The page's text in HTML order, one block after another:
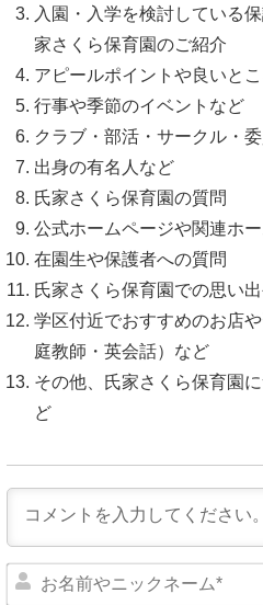
入園・入学を検討している
家さくら保育園のご紹介
アピールポイントや良いと
行事や季節のイベントなど
クラブ・部活・サークル・
出身の有名人など
氏家さくら保育園の質問
公式ホームページや関連ホ
在園生や保護者への質問
氏家さくら保育園での思い
学区付近でおすすめのお店
庭教師・英会話）など
その他、氏家さくら保育園
ど